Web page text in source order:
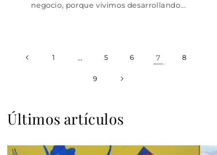
negocio, porque vivimos desarrollando...
1 … 5 6 7 8
9
Últimos artículos